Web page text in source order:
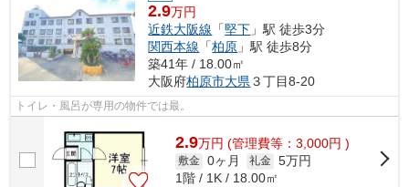
2.9万円
近鉄大阪線 「堅下 」駅 徒歩3分
関西本線 「柏原 」駅 徒歩8分
築41年 / 18.00㎡
大阪府柏原市大県 ３丁目8-20
トイレ・風呂が専用の物件では最。
2.9万円 (管理費等：3,000円 )
敷金 0ヶ月 礼金 5万円
1階 / 1K / 18.00㎡